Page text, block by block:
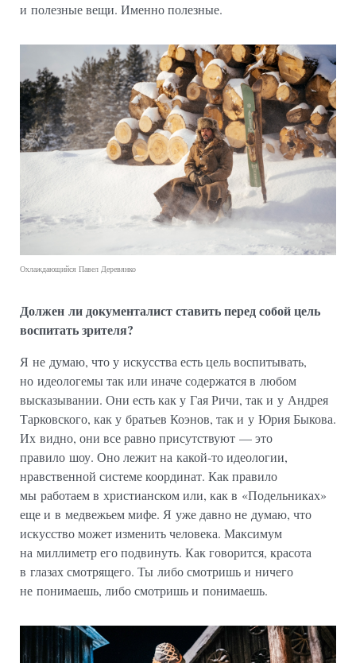
и полезные вещи. Именно полезные.
Охлаждающийся Павел Деревянко
Должен ли документалист ставить перед собой цель
воспитать зрителя?
Я не думаю, что у искусства есть цель воспитывать,
но идеологемы так или иначе содержатся в любом
высказывании. Они есть как у Гая Ричи, так и у Андрея
Тарковского, как у братьев Коэнов, так и у Юрия Быкова.
Их видно, они все равно присутствуют — это
правило шоу. Оно лежит на какой-то идеологии,
нравственной системе координат. Как правило
мы работаем в христианском или, как в «Подельниках»
еще и в медвежьем мифе. Я уже давно не думаю, что
искусство может изменить человека. Максимум
на миллиметр его подвинуть. Как говорится, красота
в глазах смотрящего. Ты либо смотришь и ничего
не понимаешь, либо смотришь и понимаешь.